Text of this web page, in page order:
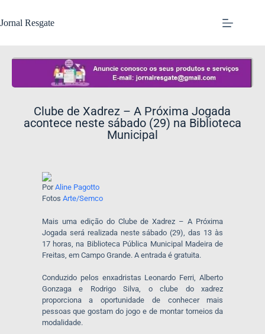
Jornal Resgate
Clube de Xadrez – A Próxima Jogada
acontece neste sábado (29) na Biblioteca
Municipal
PorAline Pagotto
Fotos Arte/Semco
Mais uma edição do Clube de Xadrez – A Próxima
Jogada será realizada neste sábado (29), das 13 às
17 horas, na Biblioteca Pública Municipal Madeira de
Freitas, em Campo Grande. A entrada é gratuita.
Conduzido pelos enxadristas Leonardo Ferri, Alberto
Gonzaga e Rodrigo Silva, o clube do xadrez
proporciona a oportunidade de conhecer mais
pessoas que gostam do jogo e de montar torneios da
modalidade.